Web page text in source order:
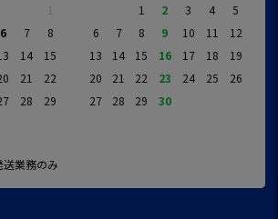
1
6 7
8
14
15
21
22
28
29
1 2 3 4
5
6
7 8 9 10 11
12
13
14 15 16 17 18
19
20
21 22 23 24 25
26
27
28 29 30
送業務のみ